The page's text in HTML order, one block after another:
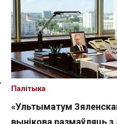
Спасылка без VPN
«Ультыматум
вынікова размаўляць
Палітыка